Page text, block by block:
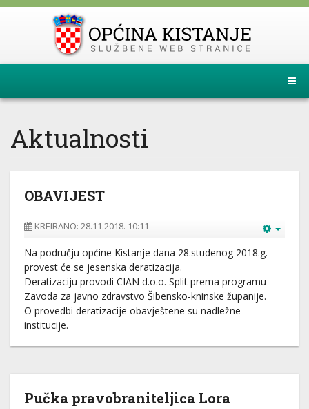
Aktualnosti
OBAVIJEST
KREIRANO: 28.11.2018. 10:11
Na području općine Kistanje dana 28.studenog 2018.g.
provest će se jesenska deratizacija.
Deratizaciju provodi CIAN d.o.o. Split prema programu
Zavoda za javno zdravstvo Šibensko-kninske županije.
O provedbi deratizacije obavještene su nadležne
institucije.
Pučka pravobraniteljica Lora